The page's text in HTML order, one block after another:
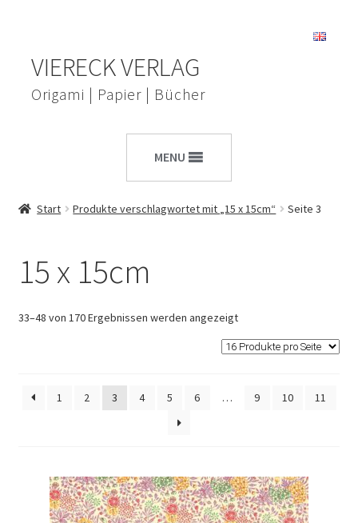
Navigation
springen
Inhalt
springen
VIERECK VERLAG
Origami | Papier | Bücher
MENU
Start Produkte verschlagwortet mit „15 x 15cm“ Seite 3
15 x 15cm
33–48 von 170 Ergebnissen werden angezeigt
1 2 3 4 5 6 … 9 10 11